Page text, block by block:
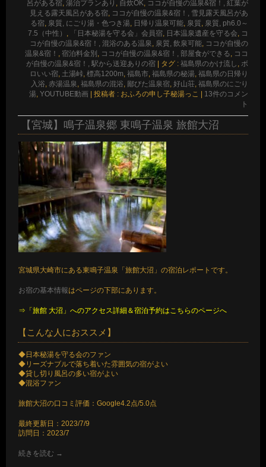
呂がある宿 湯治プランあり 自炊OK
ココが自慢の温泉&宿！, 紅葉が
見える露天風呂がある宿 ココが自慢の温泉&宿！, 雪見露天風呂があ
る宿 泉質, にごり湯・色つき湯 日帰り温泉可能 泉質 泉質, ph6.0～
7.5（中性）
「日本秘湯を守る会」会員宿 日本温泉遺産を守る会
コ
コが自慢の温泉&宿！, 混浴のある温泉 泉質, 飲泉可能 ココが自慢の
温泉&宿！
宿泊料金別 ココが自慢の温泉&宿！, 部屋食ができる
ココ
が自慢の温泉&宿！, 駅から送迎ありの宿 | タグ : 福島県のかけ流し
ボ
ロいい宿 土湯峠 標高1200m 福島市 福島県の秘湯 福島県の日帰り
入浴 赤湯温泉 福島県の混浴 鄙びた温泉宿 好山荘 福島県のにごり
湯 YOUTUBE動画 | 投稿者 : おふろの申し子秘湯っこ | 13件のコメン
ト
【宮城】鳴子温泉郷 東鳴子温泉 旅館大沼
宮城県大崎市にある東鳴子温泉「旅館大沼」の宿泊レポートです。
お宿の基本情報はページの下部にあります。
⇒「旅館 大沼」へのアクセス詳細＆宿泊予約はこちらのページへ
【こんな人におススメ】
◆日本秘湯を守る会のファン
◆リーズナブルで落ち着いた雰囲気の宿がよい
◆貸し切り風呂の多い宿がよい
◆混浴ファン
旅館大沼の口コミ評価：Google4.2点/5.0点
最終更新日：2023/7/9
訪問日：2023/7
続きを読む →